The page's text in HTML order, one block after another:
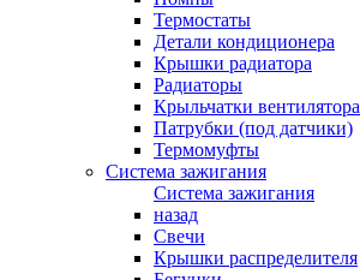
Термостаты
Детали кондиционера
Крышки радиатора
Радиаторы
Крыльчатки вентилятора
Патрубки (под датчики)
Термомуфты
Система зажигания
Система зажигания
назад
Свечи
Крышки распределителя